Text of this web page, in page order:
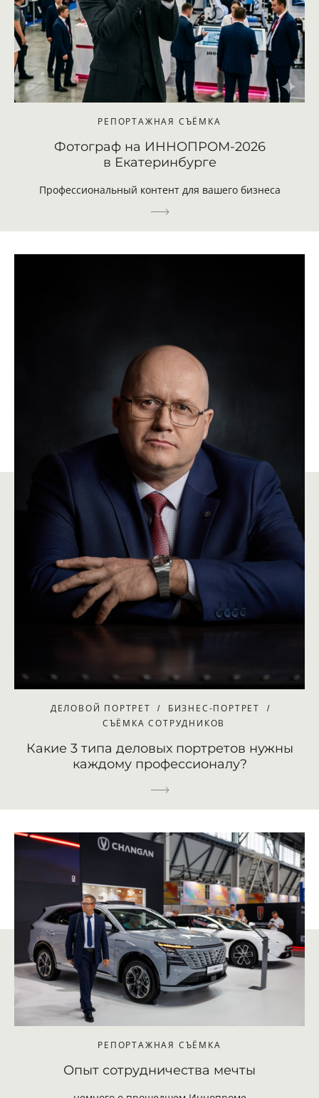
РЕПОРТАЖНАЯ СЪЁМКА
Фотограф на ИННОПРОМ-2026
в Екатеринбурге
Профессиональный контент для вашего бизнеса
ДЕЛОВОЙ ПОРТРЕТ
БИЗНЕС-ПОРТРЕТ
СЪЁМКА СОТРУДНИКОВ
Какие 3 типа деловых портретов нужны
каждому профессионалу?
РЕПОРТАЖНАЯ СЪЁМКА
Опыт сотрудничества мечты